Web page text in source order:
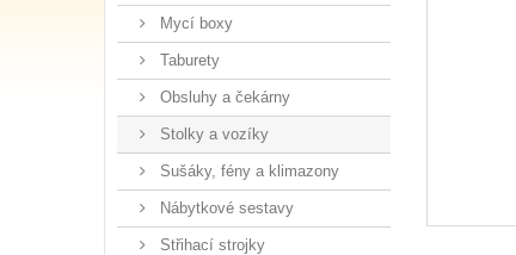
Mycí boxy
Taburety
Obsluhy a čekárny
Stolky a vozíky
Sušáky, fény a klimazony
Nábytkové sestavy
Střihací strojky